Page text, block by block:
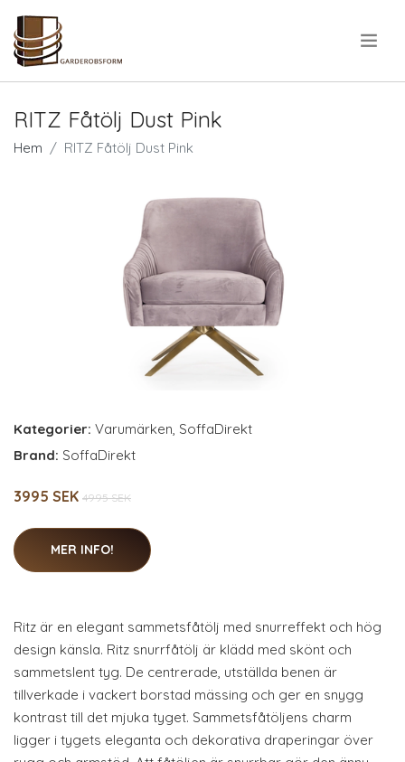
RITZ Fåtölj Dust Pink
Hem RITZ Fåtölj Dust Pink
Kategorier: Varumärken, SoffaDirekt
Brand: SoffaDirekt
3995 SEK 4995 SEK
MER INFO!
Ritz är en elegant sammetsfåtölj med snurreffekt och hög
design känsla. Ritz snurrfåtölj är klädd med skönt och
sammetslent tyg. De centrerade, utställda benen är
tillverkade i vackert borstad mässing och ger en snygg
kontrast till det mjuka tyget. Sammetsfåtöljens charm
ligger i tygets eleganta och dekorativa draperingar över